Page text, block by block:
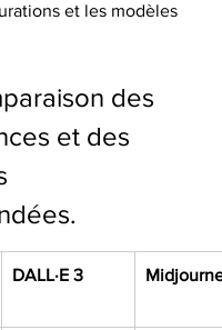
et les modèles
des
et des
DALL·E 3